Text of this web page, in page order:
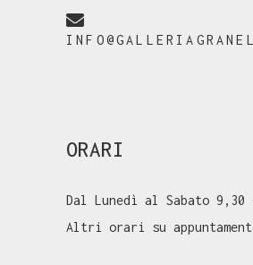
ORARI
Dal Lunedì al Sabato 9,30
Altri orari su